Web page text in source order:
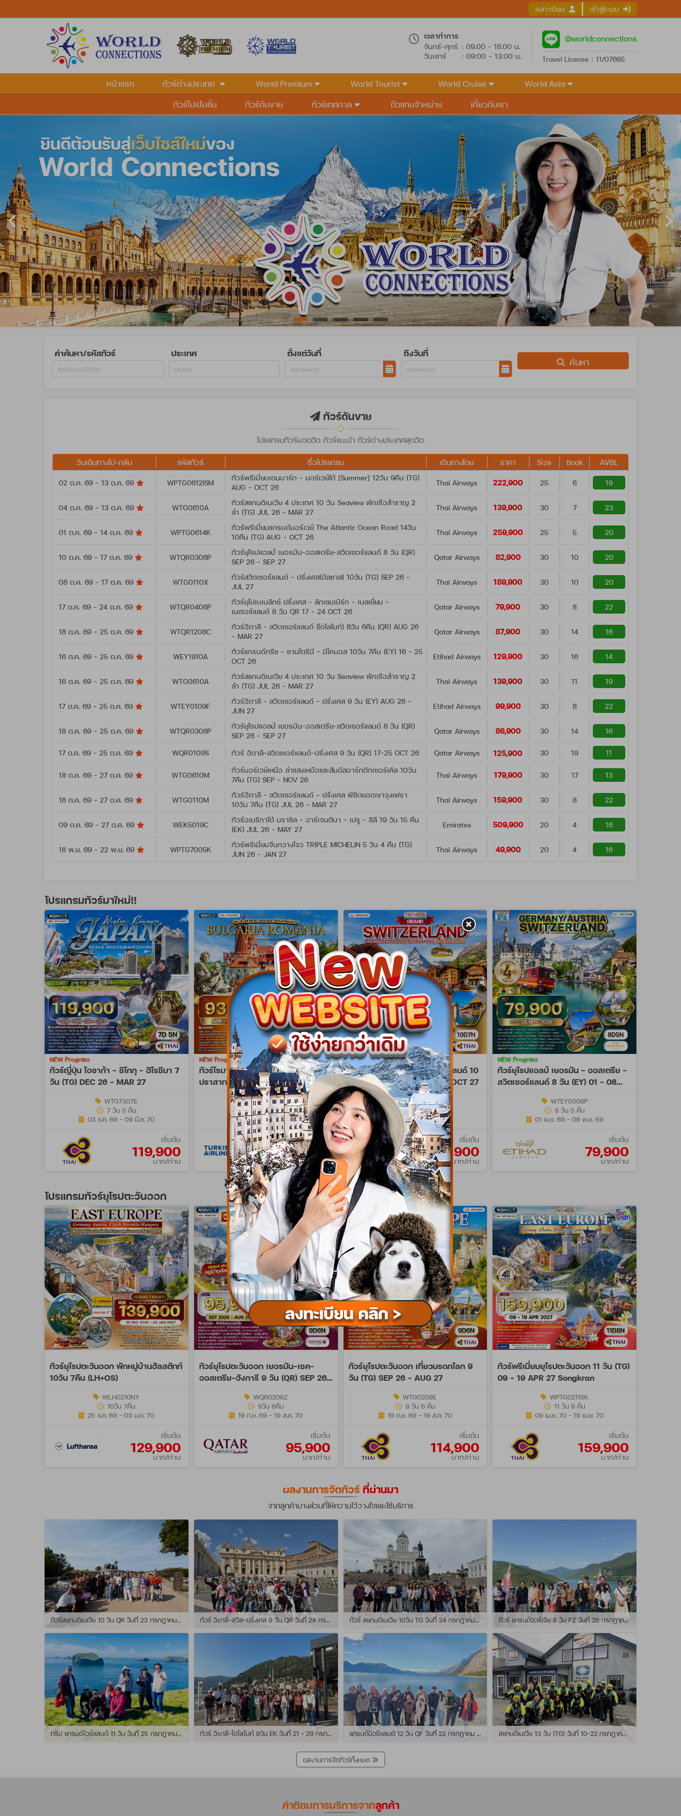
ลงทะเบียน เข้าสู่ระบบ
เวลาทำการ
จันทร์-ศุกร์ : 09.00 - 18.00 น.
วันเสาร์
: 09:00 - 13:00 น.
@worldconnections
Travel License : 11/07665
หน้าแรก ทัวร์ต่างประเทศ World Premium World Tourist World Cruise
World Asia
ทัวร์โปรโมชั่น
ทัวร์ดันขาย ทัวร์เทศกาล ตัวแทนจำหน่าย เกี่ยวกับเรา
คำค้นหา/รหัสทัวร์ ประเทศ ตั้งแต่วันที่ ถึงวันที่
ค้นหา
ทัวร์ดันขาย
โปรแกรมทัวร์ยอดฮิต ทัวร์แนะนำ ทัวร์ต่างประเทศสุดฮิต
วันเดินทางไป-กลับ
รหัสทัวร์ ชื่อโปรแกรม เดินทางโดย ราคา Size Book AVBL
02 ต.ค. 69 - 13 ต.ค. 69 WPTG0612ISM
ทัวร์พรีเมี่ยมเดนมาร์ก - นอร์เวย์ใต้ [Summer] 12วัน 9คืน (TG)
AUG - OCT 26
Thai Airways 222,900 25 6 19
04 ต.ค. 69 - 13 ต.ค. 69 WTG0610A
ทัวร์สแกนดิเนเวีย 4 ประเทศ 10 วัน Seaview พักเรือสำราญ 2
ลำ (TG) JUL 26 - MAR 27
Thai Airways 139,900 30 7 23
01 ต.ค. 69 - 14 ต.ค. 69 WPTG0614K
ทัวร์พรีเมี่ยมแกรนด์นอร์เวย์ The Atlantic Ocean Road 14วัน
10คืน (TG) AUG - OCT 26
Thai Airways 259,900 25 5 20
10 ต.ค. 69 - 17 ต.ค. 69 WTQR0308P
ทัวร์ยุโรปแอลป์ เยอรมัน-ออสเตรีย-สวิตเซอร์แลนด์ 8 วัน (QR)
SEP 26 - SEP 27
Qatar Airways 82,900 30 10 20
08 ต.ค. 69 - 17 ต.ค. 69 WTG0110X
ทัวร์สวิตเซอร์แลนด์ - ฝรั่งเศส(อัลซาส) 10วัน (TG) SEP 26 -
JUL 27
Thai Airways 189,900 30 10 20
17 ต.ค. 69 - 24 ต.ค. 69 WTQR0408P
ทัวร์ยุโปเบเนลักซ์ ฝรั่งเศส - ลักเซมเบิร์ก - เบลเยี่ยม -
เนเธอร์แลนด์ 8 วัน QR 17 - 24 OCT 26
Qatar Airways 79,900 30 8 22
18 ต.ค. 69 - 25 ต.ค. 69 WTQR1208C
ทัวร์อิตาลี – สวิตเซอร์แลนด์ (โดโลไมท์) 8วัน 6คืน (QR) AUG 26
- MAR 27
Qatar Airways 87,900 30 14 16
16 ต.ค. 69 - 25 ต.ค. 69 WEY1910A
ทัวร์แกรนด์กรีซ - ซานโตรินี - มิโคนอส 10วัน 7คืน (EY) 16 - 25
OCT 26
Etihad Airways 129,900 30 16 14
16 ต.ค. 69 - 25 ต.ค. 69 WTG0610A
ทัวร์สแกนดิเนเวีย 4 ประเทศ 10 วัน Seaview พักเรือสำราญ 2
ลำ (TG) JUL 26 - MAR 27
Thai Airways 139,900 30 11 19
17 ต.ค. 69 - 25 ต.ค. 69 WTEY0109F
ทัวร์อิตาลี - สวิตเซอร์แลนด์ - ฝรั่งเศส 9 วัน (EY) AUG 26 -
JUN 27
Etihad Airways 99,900 30 8 22
18 ต.ค. 69 - 25 ต.ค. 69 WTQR0308P
ทัวร์ยุโรปแอลป์ เยอรมัน-ออสเตรีย-สวิตเซอร์แลนด์ 8 วัน (QR)
SEP 26 - SEP 27
Qatar Airways 86,900 30 14 16
17 ต.ค. 69 - 25 ต.ค. 69 WQR0109S ทัวร์ อิตาลี-สวิตเซอร์แลนด์-ฝรั่งเศส 9 วัน (QR) 17-25 OCT 26 Qatar Airways 125,900 30 19 11
18 ต.ค. 69 - 27 ต.ค. 69 WTG0610M
ทัวร์นอร์เวย์เหนือ ล่าแสงเหนือและสัมผัสอาร์กติกเซอร์เคิล 10วัน
7คืน (TG) SEP - NOV 26
Thai Airways 179,900 30 17 13
18 ต.ค. 69 - 27 ต.ค. 69 WTG0110M
ทัวร์อิตาลี - สวิตเซอร์แลนด์ - ฝรั่งเศส พิชิตยอดเขาจุงเฟรา
10วัน 7คืน (TG) JUL 26 - MAR 27
Thai Airways 159,900 30 8 22
09 ต.ค. 69 - 27 ต.ค. 69 WEK5019C
ทัวร์อเมริกาใต้ บราซิล - อาร์เจนตินา - เปรู - ชิลี 19 วัน 15 คืน
(EK) JUL 26 - MAY 27
Emirates 509,900 20 4 16
18 พ.ย. 69 - 22 พ.ย. 69 WPTG7005K
ทัวร์พรีเมี่ยมจีนกวางโจว TRIPLE MICHELIN 5 วัน 4 คืน (TG)
JUN 26 - JAN 27
Thai Airways 49,900 20 4 16
โปรแกรมทัวร์มาใหม่!!
ทัวร์ญี่ปุ่น โอซาก้า - ชิโกกุ - ฮิโรชิมา 7
วัน (TG) DEC 26 - MAR 27
NEW Program
WTG7307E
7 วัน 5 คืน
03 ธ.ค. 69 - 09 มี.ค. 70
เริ่มต้น
119,900
บาท/ท่าน
ทัวร์โรมาเนีย - บัลแกเรีย ชม 4
ปราสาท สุดงดงาม 9 วัน (TK) APR -
NEW Program
WTK0709C
9 วัน 7 คืน
08 เม.ย. 70 - 28 ต.ค. 70
เริ่มต้น
93,900
บาท/ท่าน
ทัวร์พรีเมี่ยมแกรนด์สวิตเซอร์แลนด์ 10
วัน พักเซอร์แมท (TG) MAR - OCT 27
NEW Program
WPTG1110M
10 วัน 9 คืน
26 มี.ค. 70 - 24 ต.ค. 70
เริ่มต้น
179,900
บาท/ท่าน
ทัวร์ยุโรปแอลป์ เยอรมัน - ออสเตรีย -
สวิตเซอร์แลนด์ 8 วัน (EY) 01 - 08
NEW Program
WTEY0308P
8 วัน 5 คืน
01 พ.ย. 69 - 08 พ.ย. 69
เริ่มต้น
79,900
บาท/ท่าน
โปรแกรมทัวร์ยุโรปตะวันออก
ทัวร์ยุโรปตะวันออก พักหมู่บ้านฮัลสตัทท์
10วัน 7คืน (LH+OS)
WLH0210NY
10วัน 7คืน
25 ธ.ค. 69 - 03 ม.ค. 70
เริ่มต้น
129,900
บาท/ท่าน
ทัวร์ยุโรปตะวันออก เยอรมัน-เชค-
ออสเตรีย-ฮังการี 9 วัน (QR) SEP 26
WQR0209Z
9วัน 6คืน
19 ก.ย. 69 - 19 ส.ค. 70
เริ่มต้น
95,900
บาท/ท่าน
ทัวร์ยุโรปตะวันออก เที่ยวมรดกโลก 9
วัน (TG) SEP 26 - AUG 27
WTG0209E
9 วัน 6 คืน
19 ก.ย. 69 - 19 ส.ค. 70
เริ่มต้น
114,900
บาท/ท่าน
ทัวร์พรีเมี่ยมยุโรปตะวันออก 11 วัน (TG)
09 - 19 APR 27 Songkran
WPTG0211SK
11 วัน 8 คืน
09 เม.ย. 70 - 19 เม.ย. 70
เริ่มต้น
159,900
บาท/ท่าน
ผลงานการจัดทัวร์ ที่ผ่านมา
จากลูกค้าบางส่วนที่ให้ความไว้วางใจและใช้บริการ
ทัวร์สแกนดิเนเวีย 10 วัน QR วันที่ 23 กรกฏาคม - 01 สิงหาคม 2569 เดินทางกับไกด์พี่จุ้ย และ พี่กั้ง ทัวร์ อิตาลี-สวิส-ฝรั่งเศส 9 วัน QR วันที่ 24 กรกฏาคม - 01 สิงหาคม 2569 เดินทางกับไกด์พี่เช ทัวร์ สแกนดิเนเวีย 10วัน TG วันที่ 24 กรกฏาคม - 02 สิงหาคม 2569 เดินทางกับไกด์พี่ยอร์ช ทัวร์ แกรนด์จอร์เจีย 8 วัน FZ วันที่ 26 กรกฎาคม - 02 สิงหาคม 2569 เดินทางกับไกด์พี่โจ๊ก
ทริป แกรนด์ไอซ์แลนด์ 11 วัน วันที่ 25 กรกฏาคม - 04 สิงหาคม 2569 เดินทางกับไกด์พี่เปิ้ล ทัวร์ อิตาลี-โดโลไมท์ 9วัน EK วันที่ 21 - 29 กรกฏาคม 2569 เดินทางกับไกด์พี่หนุ่ม แกรนด์นิวซีแลนด์ 12 วัน QF วันที่ 22 กรกฎาคม - 3 สิงหาคม 2569 เดินทางกับไกด์พี่โจ้ สแกนดิเนเวีย 13 วัน (TG) วันที่ 10-22 กรกฏาคม 2569 เดินทางกับไกด์พี่เต้ย
ผลงานการจัดทัวร์ทั้งหมด
คำติชมการบริการจากลูกค้า